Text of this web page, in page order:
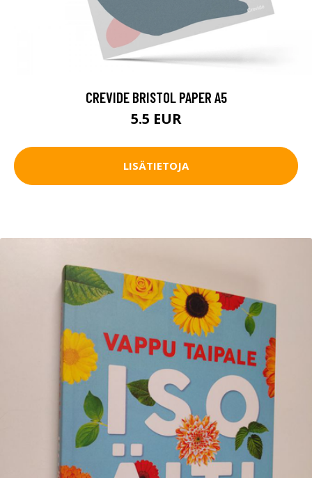
CREVIDE BRISTOL PAPER A5
5.5 EUR
LISÄTIETOJA